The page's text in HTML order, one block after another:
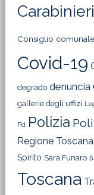
Carabinieri
Consiglio comunale
Covid-19
degrado denuncia
gallerie degli uffizi
Pd Polizia
Regione Toscana
Spirito Sara Funaro
Toscana